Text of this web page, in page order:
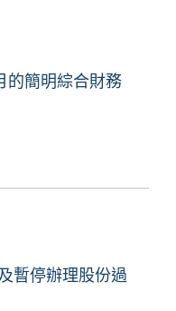
的簡明綜合財務
暫停辦理股份過